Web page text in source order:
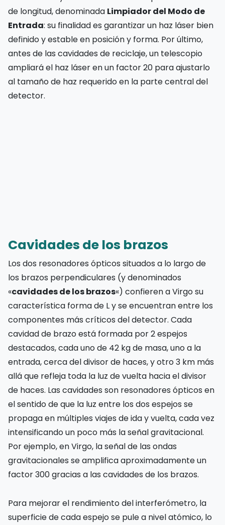
de longitud, denominada Limpiador del Modo de
Entrada: su finalidad es garantizar un haz láser bien
definido y estable en posición y forma. Por último,
antes de las cavidades de reciclaje, un telescopio
ampliará el haz láser en un factor 20 para ajustarlo
al tamaño de haz requerido en la parte central del
detector.
Cavidades de los brazos
Los dos resonadores ópticos situados a lo largo de
los brazos perpendiculares (y denominados
«cavidades de los brazos«) confieren a Virgo su
característica forma de L y se encuentran entre los
componentes más críticos del detector. Cada
cavidad de brazo está formada por 2 espejos
destacados, cada uno de 42 kg de masa, uno a la
entrada, cerca del divisor de haces, y otro 3 km más
allá que refleja toda la luz de vuelta hacia el divisor
de haces. Las cavidades son resonadores ópticos en
el sentido de que la luz entre los dos espejos se
propaga en múltiples viajes de ida y vuelta, cada vez
intensificando un poco más la señal gravitacional.
Por ejemplo, en Virgo, la señal de las ondas
gravitacionales se amplifica aproximadamente un
factor 300 gracias a las cavidades de los brazos.
Para mejorar el rendimiento del interferómetro, la
superficie de cada espejo se pule a nivel atómico, lo